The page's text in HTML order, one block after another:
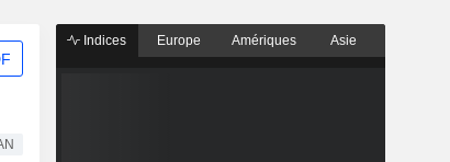
Indices Europe Amériques Asie